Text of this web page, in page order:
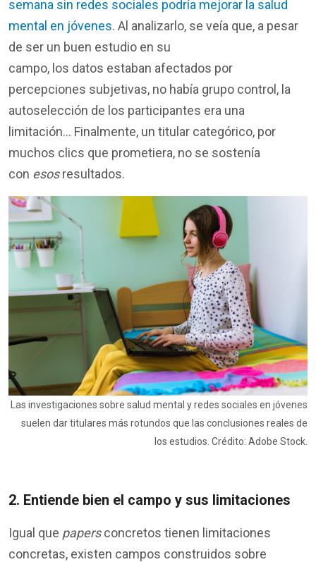
semana sin redes sociales podría mejorar la salud
mental en jóvenes. Al analizarlo, se veía que, a pesar
de ser un buen estudio en su
campo, los datos estaban afectados por
percepciones subjetivas, no había grupo control, la
autoselección de los participantes era una
limitación... Finalmente, un titular categórico, por
muchos clics que prometiera, no se sostenía
con esosresultados.
Las investigaciones sobre salud mental y redes sociales en jóvenes
suelen dar titulares más rotundos que las conclusiones reales de
los estudios. Crédito: Adobe Stock.
2. Entiende bien el campo y sus limitaciones
Igual que papersconcretos tienen limitaciones
concretas, existen campos construidos sobre